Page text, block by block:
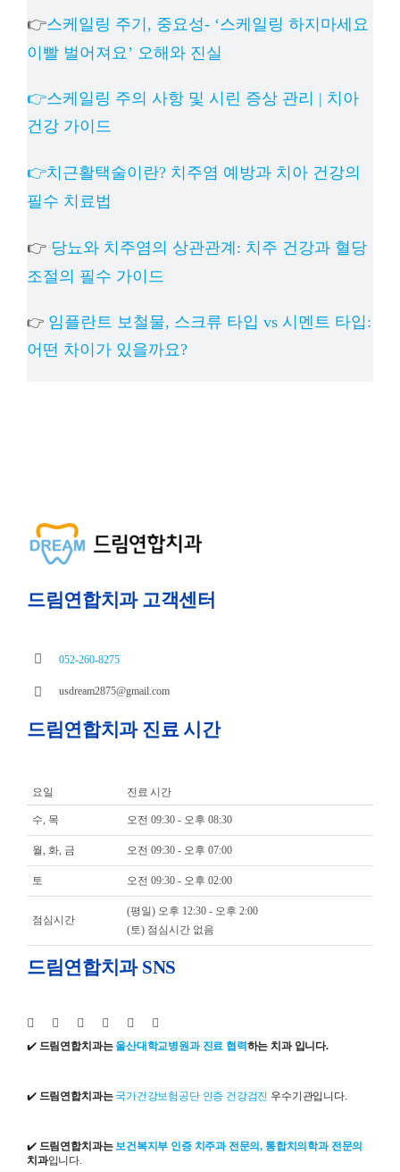
👉스케일링 주기, 중요성- ‘스케일링 하지마세요
이빨 벌어져요’ 오해와 진실
👉스케일링 주의 사항 및 시린 증상 관리 | 치아
건강 가이드
👉치근활택술이란? 치주염 예방과 치아 건강의
필수 치료법
👉 당뇨와 치주염의 상관관계: 치주 건강과 혈당
조절의 필수 가이드
👉 임플란트 보철물, 스크류 타입 vs 시멘트 타입:
어떤 차이가 있을까요?
드림연합치과 고객센터
052-260-8275
usdream2875@gmail.com
드림연합치과 진료 시간
요일 진료 시간
수, 목 오전 09:30 - 오후 08:30
월, 화, 금 오전 09:30 - 오후 07:00
토 오전 09:30 - 오후 02:00
점심시간
(평일) 오후 12:30 - 오후 2:00
(토) 점심시간 없음
드림연합치과 SNS
✔️ 드림연합치과는 울산대학교병원과 진료 협력하는 치과 입니다.
✔️ 드림연합치과는 국가건강보험공단 인증 건강검진 우수기관입니다.
✔️ 드림연합치과는 보건복지부 인증 치주과 전문의, 통합치의학과 전문의
치과입니다.